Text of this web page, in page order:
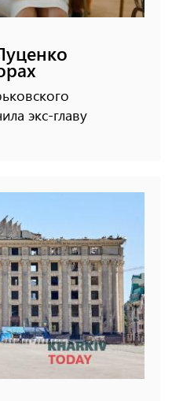
экс-главу